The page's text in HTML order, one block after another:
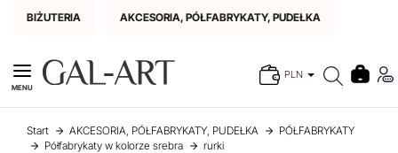
BIŻUTERIA AKCESORIA, PÓŁFABRYKATY, PUDEŁKA
PLN
MENU
Start AKCESORIA, PÓŁFABRYKATY, PUDEŁKA
PÓŁFABRYKATY
Półfabrykaty w kolorze srebra
rurki